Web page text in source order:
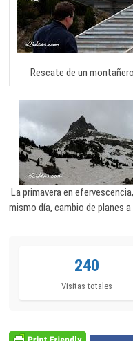
Rescate de un
La primavera en
mismo día, cambio de planes
240
Visitas totales